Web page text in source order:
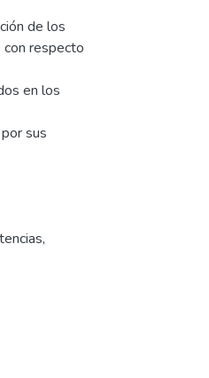
de los
respecto
en los
sus
,